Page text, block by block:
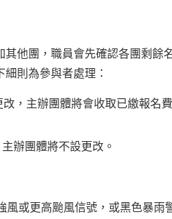
他團，職員會先確認各團剩餘
則為參與者處理：
，主辦團體將會收取已繳報名
辦團體將不設更改。
風或更高颱風信號，或黑色暴雨